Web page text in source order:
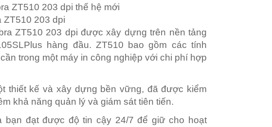
ZT510 203 dpi thế hệ mới
ZT510 203 dpi
ZT510 203 dpi được xây dựng trên nền tảng
hàng đầu. ZT510 bao gồm các tính
trong một máy in công nghiệp với chi phí hợp
thiết kế và xây dựng bền vững, đã được kiểm
khả năng quản lý và giám sát tiên tiến.
bạn đạt được độ tin cậy 24/7 để giữ cho hoạt